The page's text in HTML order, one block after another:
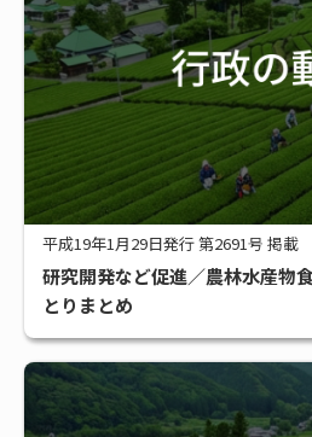
平成19年1月29日発行 第2691号 掲載
研究開発など促進／農林水産物
とりまとめ